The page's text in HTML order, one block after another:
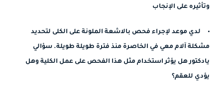
وتأثيره على الإنجاب
لدي موعد لإجراء فحص بالاشعة الملونة على الكلى لتحديد
مشكلة آلام معي في الخاصرة منذ فترة طويلة طويلة. سؤالي
يادكتور هل يؤثر استخدام مثل هذا الفحص على عمل الكلية وهل
يؤدي للعقم؟